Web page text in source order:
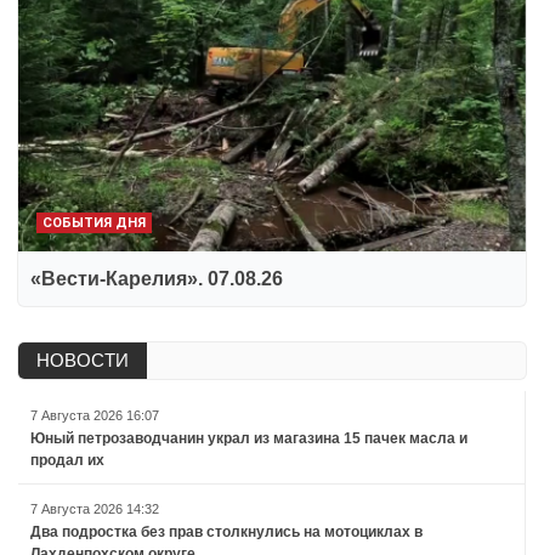
СОБЫТИЯ ДНЯ
«Вести-Карелия». 07.08.26
НОВОСТИ
7 Августа 2026 16:07
Юный петрозаводчанин украл из магазина 15 пачек масла и
продал их
7 Августа 2026 14:32
Два подростка без прав столкнулись на мотоциклах в